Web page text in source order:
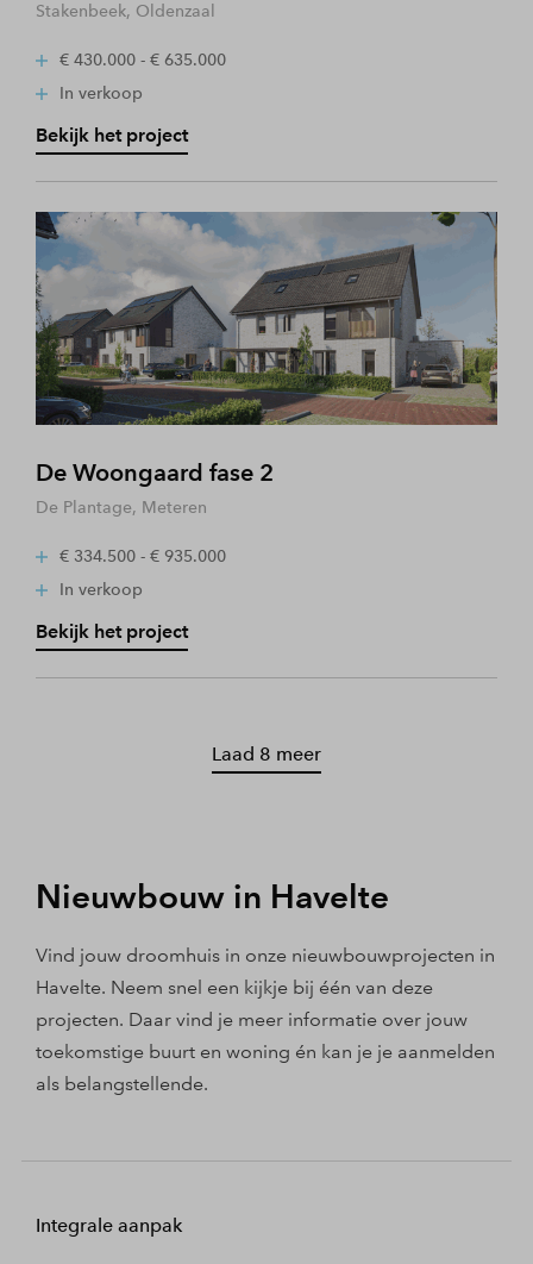
Stakenbeek, Oldenzaal
€ 430.000 - € 635.000
In verkoop
Bekijk het project
De Woongaard fase 2
De Plantage, Meteren
€ 334.500 - € 935.000
In verkoop
Bekijk het project
Laad 8 meer
Nieuwbouw in Havelte
Vind jouw droomhuis in onze nieuwbouwprojecten in
Havelte. Neem snel een kijkje bij één van deze
projecten. Daar vind je meer informatie over jouw
toekomstige buurt en woning én kan je je aanmelden
als belangstellende.
Integrale aanpak